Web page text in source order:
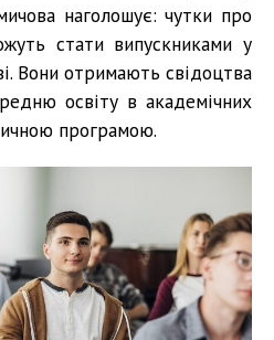
наголошує: чутки про
стати випускниками у
Вони отримають свідоцтва
освіту в академічних
програмою.